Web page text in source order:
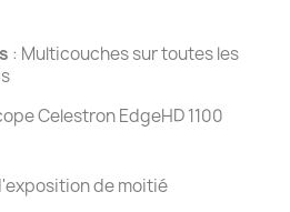
: Multicouches sur toutes les
Celestron EdgeHD 1100
de moitié